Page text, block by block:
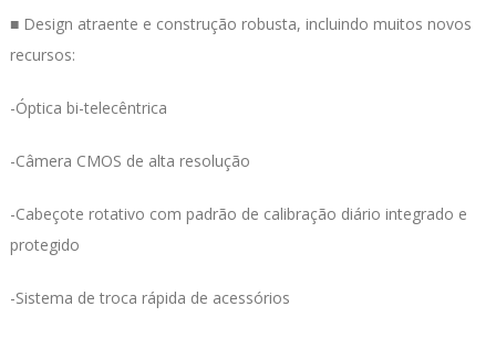
■ Design atraente e construção robusta, incluindo muitos novos
recursos:
-Óptica bi-telecêntrica
-Câmera CMOS de alta resolução
-Cabeçote rotativo com padrão de calibração diário integrado e
protegido
-Sistema de troca rápida de acessórios